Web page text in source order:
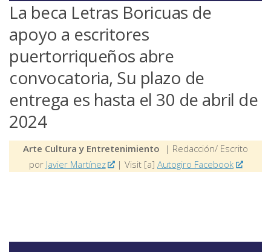
La beca Letras Boricuas de
apoyo a escritores
puertorriqueños abre
convocatoria, Su plazo de
entrega es hasta el 30 de abril de
2024
Arte Cultura y Entretenimiento | Redacción/ Escrito
por Javier Martínez | Visit [a] Autogiro Facebook